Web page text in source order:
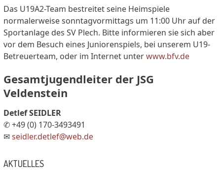
Das U19A2-Team bestreitet seine Heimspiele
normalerweise sonntagvormittags um 11:00 Uhr auf der
Sportanlage des SV Plech. Bitte informieren sie sich aber
vor dem Besuch eines Juniorenspiels, bei unserem U19-
Betreuerteam, oder im Internet unterwww.bfv.de
Gesamtjugendleiter der JSG
Veldenstein
Detlef SEIDLER
✆ +49 (0) 170-3493491
✉seidler.detlef@web.de
AKTUELLES